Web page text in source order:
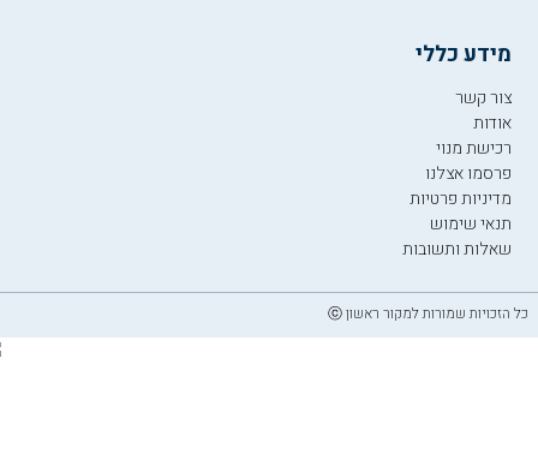
מידע כללי
צור קשר
אודות
רכישת מנוי
פרסמו אצלנו
מדיניות פרטיות
תנאי שימוש
שאלות ותשובות
כל הזכויות שמורות למקור ראשון ⓒ